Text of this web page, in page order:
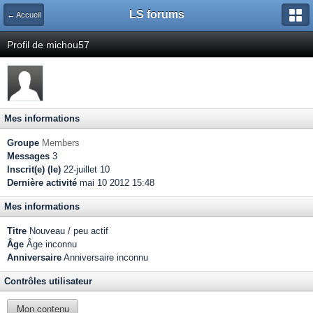
← Accueil LS forums
Profil de michou57
Mes informations
Groupe Members
Messages 3
Inscrit(e) (le) 22-juillet 10
Dernière activité mai 10 2012 15:48
Mes informations
Titre Nouveau / peu actif
Âge Âge inconnu
Anniversaire Anniversaire inconnu
Contrôles utilisateur
Mon contenu